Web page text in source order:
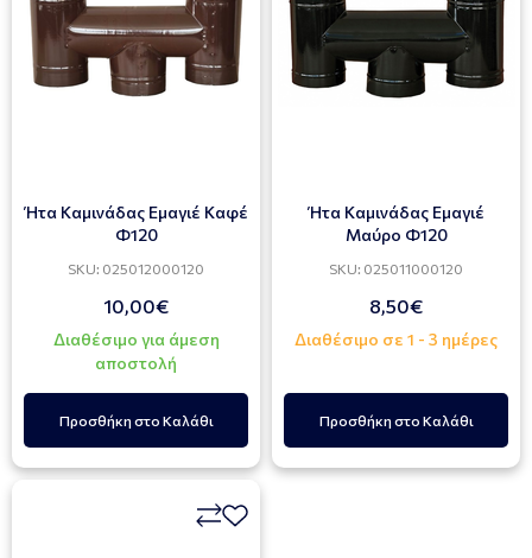
Ήτα Καμινάδας Εμαγιέ Καφέ
Φ120
SKU: 025012000120
10,00€
Διαθέσιμο για άμεση
αποστολή
Προσθήκη στο Καλάθι
Ήτα Καμινάδας Εμαγιέ
Μαύρο Φ120
SKU: 025011000120
8,50€
Διαθέσιμο σε 1 - 3 ημέρες
Προσθήκη στο Καλάθι